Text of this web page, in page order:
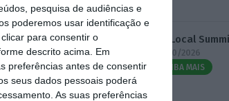
pesquisa de audiências e
poderemos usar identificação e
para consentir o
descrito acima. Em
preferências antes de consentir
seus dados pessoais poderá
As suas preferências
3.º Local
07/10/2026
SAIBA MAIS